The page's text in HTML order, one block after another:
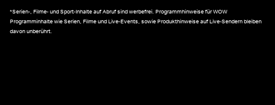
*Serien-, Filme- und Sport-Inhalte auf Abruf sind werbefrei. Programmhinweise für WOW
Programminhalte wie Serien, Filme und Live-Events, sowie Produkthinweise auf Live-Sendern bleiben
davon unberührt.